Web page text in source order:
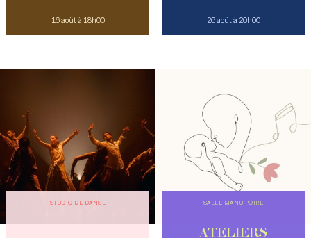
16 août à 18h00 26 août à 20h00
STUDIO DE DANSE SALLE MANU POIRÉ
ATELIERS